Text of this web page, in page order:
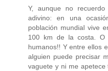
Y, aunque no
adivino: en una
población mundial vive
100 km de la costa. O
humanos!! Y entre ellos
alguien puede precisar
vaguete y ni me